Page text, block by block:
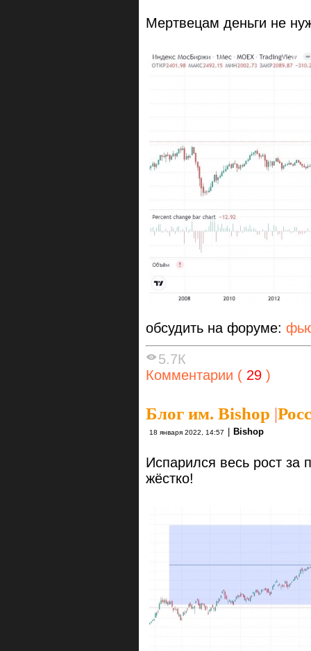
Мертвецам деньги не
обсудить на форуме:
5.7К
Комментарии ( 29 )
Блог им. Bishop |
18 января 2022, 14:57 | Bishop
Испарился весь рост
жёстко!